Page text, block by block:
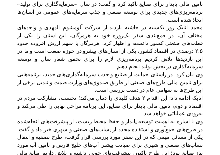
تامین مالی پایدار برای صنایع تاکید کرد و گفت: در سال‌ «سرمایه‌گذاری برای تولید»
برنامه‌ریزی‌های جدیدی برای توسعه صنعتی و جذب سرمایه‌های عمومی در استان‌ها
اتخاذ شده است.
محمد اتابک روز یکشنبه در حاشیه بازدید از شرکت آلومینیوم المهدی و واحدهای
مختلف آن، در جمع‌بندی سفر یک‌روزه خود به هرمزگان، این استان را یکی از
قطب‌های صنعتی کشور دانست و اظهار کرد: هرمزگان با سهم ارزش افزوده حدود
۲.۵ درصدی در اقتصاد کشور، یکی از استان‌های پیشرو در حوزه صنعت است و ما در
این بازدیدها تلاش کردیم برنامه‌ریزی لازم را برای تحقق شعار سال و توسعه
سرمایه‌گذاری در بخش تولید انجام دهیم.
وی بیان کرد: در راستای حمایت از صنایع و جذب سرمایه‌گذاری‌های جدید، برنامه‌هایی
برای تامین مالی طرح‌های صنعتی از طریق صندوق‌های وزارت صمت و تبدیل برخی از
این طرح‌ها به سهامی عام در دست بررسی است.
اتابک ادامه داد: این اقدام ۲ هدف کلیدی را دنبال می‌کند؛ نخست، مشارکت مردم در
اقتصاد و دوم، تامین مالی پایدار برای صنایع، این برنامه مراحل نهایی را طی می‌کند و
به‌زودی عملیاتی خواهد شد.
وی با اشاره به اهمیت توسعه پایدار و حفظ محیط زیست، از پیشرفت‌های انجام‌شده
در طرح‌های جمع‌آوری و استفاده مجدد از پساب‌های صنعتی و شهری خبر داد و گفت:
یکی از مسائل مهمی که در این سفر مورد بررسی قرار گرفت، طرح تصفیه و انتقال
پساب‌های صنعتی و شهری برای صیانت بیشتر آب‌های خلیج فارس و تامین آب مورد
نیاز صنایع بود؛ این طرح تاکنون پیشرفت‌های خوبی داشته و تلاش داریم منابع مالی